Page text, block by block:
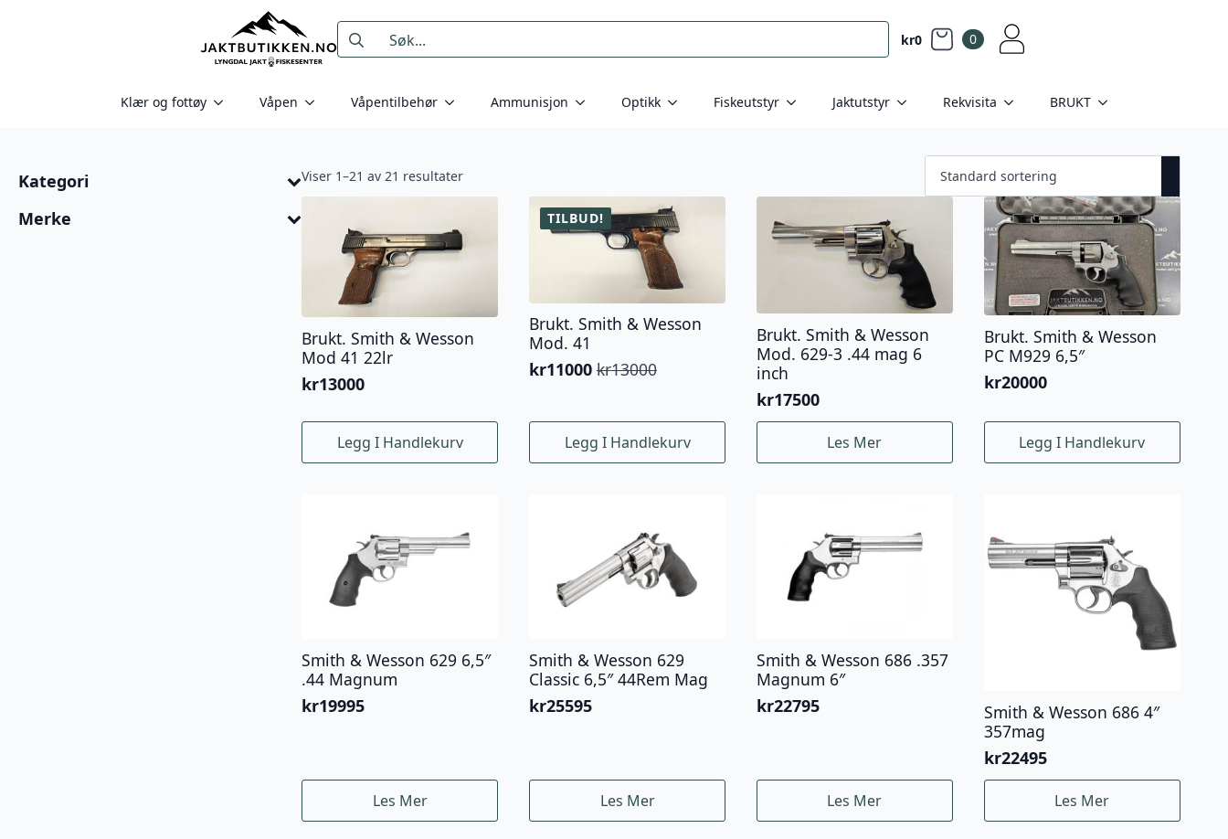
Search
for:
kr0 0
Klær og fottøy Våpen Våpentilbehør Ammunisjon Optikk Fiskeutstyr Jaktutstyr Rekvisita BRUKT
Kategori
Merke
Viser 1–21 av 21 resultater
Brukt. Smith & Wesson
Mod 41 22lr
kr13000
Legg I Handlekurv
TILBUD!
Brukt. Smith & Wesson
Mod. 41
kr13000
Opprinnelig
var:
kr13000.
kr11000
Nåværende
er:
kr11000.Legg I Handlekurv
Brukt. Smith & Wesson
Mod. 629-3 .44 mag 6
inch
kr17500
Les Mer
Brukt. Smith & Wesson
PC M929 6,5″
kr20000
Legg I Handlekurv
Smith & Wesson 629 6,5″
.44 Magnum
kr19995
Les Mer
Smith & Wesson 629
Classic 6,5″ 44Rem Mag
kr25595
Les Mer
Smith & Wesson 686 .357
Magnum 6″
kr22795
Les Mer
Smith & Wesson 686 4″
357mag
kr22495
Les Mer